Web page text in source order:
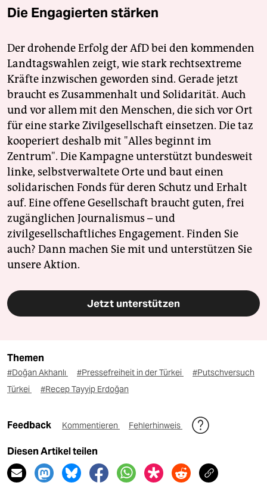
Die Engagierten stärken
Der drohende Erfolg der AfD bei den kommenden
Landtagswahlen zeigt, wie stark rechtsextreme
Kräfte inzwischen geworden sind. Gerade jetzt
braucht es Zusammenhalt und Solidarität. Auch
und vor allem mit den Menschen, die sich vor Ort
für eine starke Zivilgesellschaft einsetzen. Die taz
kooperiert deshalb mit "Alles beginnt im
Zentrum". Die Kampagne unterstützt bundesweit
linke, selbstverwaltete Orte und baut einen
solidarischen Fonds für deren Schutz und Erhalt
auf. Eine offene Gesellschaft braucht guten, frei
zugänglichen Journalismus – und
zivilgesellschaftliches Engagement. Finden Sie
auch? Dann machen Sie mit und unterstützen Sie
unsere Aktion.
Jetzt unterstützen
Themen
#Doğan Akhanlı #Pressefreiheit in der Türkei
#Putschversuch
Türkei
#Recep Tayyip Erdoğan
Feedback Kommentieren Fehlerhinweis
Diesen Artikel teilen